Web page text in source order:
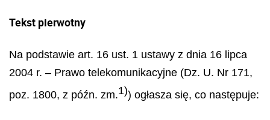
Tekst pierwotny
Na podstawie art. 16 ust. 1 ustawy z dnia 16 lipca
2004 r. – Prawo telekomunikacyjne (Dz. U. Nr 171,
poz. 1800, z późn. zm.1)) ogłasza się, co następuje: